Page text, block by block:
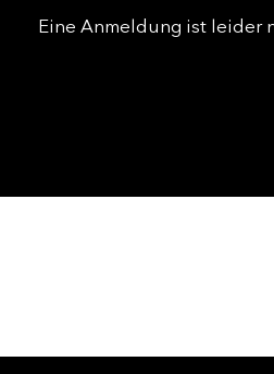
Eine Anmeldung ist leider